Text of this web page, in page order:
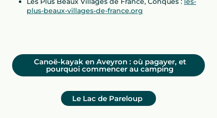
plus-beaux-villages-de-france.org
Canoë-kayak en Aveyron : où pagayer, et
pourquoi commencer au camping
Le Lac de Pareloup